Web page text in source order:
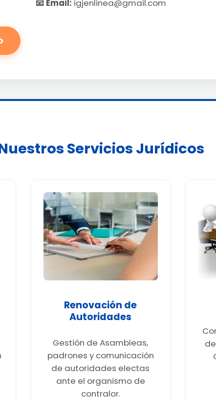
📧 Email: igjenlinea@gmail.com
Servicios Jurídicos
Renovación de
Autoridades
Gestión de Asambleas,
padrones y comunicación
de autoridades electas
ante el organismo de
contralor.